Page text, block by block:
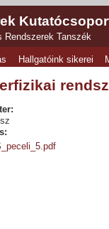
Rendszerek Tanszék
Hallgatóink sikerei